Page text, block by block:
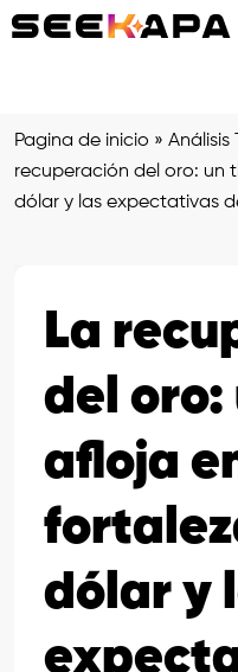
Pagina de inicio » Análisis
recuperación del oro: un
dólar y las expectativas
La
del
afloja
dólar y